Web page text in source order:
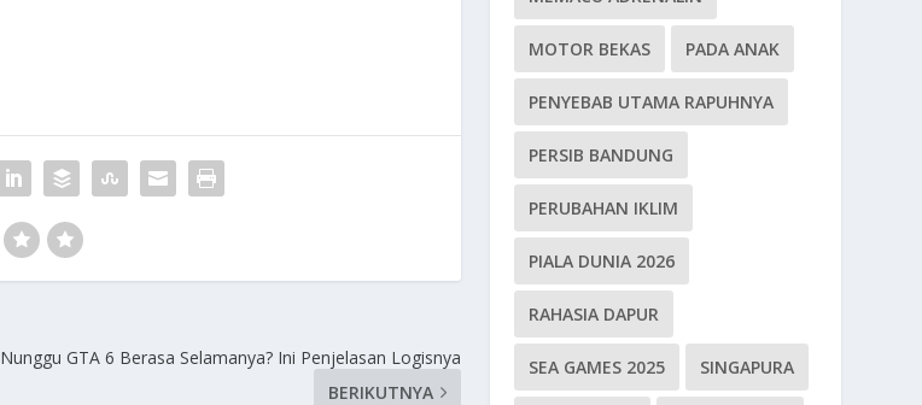
Nunggu GTA 6 Berasa Selamanya? Ini Penjelasan Logisnya
BERIKUTNYA
MOTOR BEKAS PADA ANAK
PENYEBAB UTAMA RAPUHNYA
PERSIB BANDUNG
PERUBAHAN IKLIM
PIALA DUNIA 2026
RAHASIA DAPUR
SEA GAMES 2025 SINGAPURA